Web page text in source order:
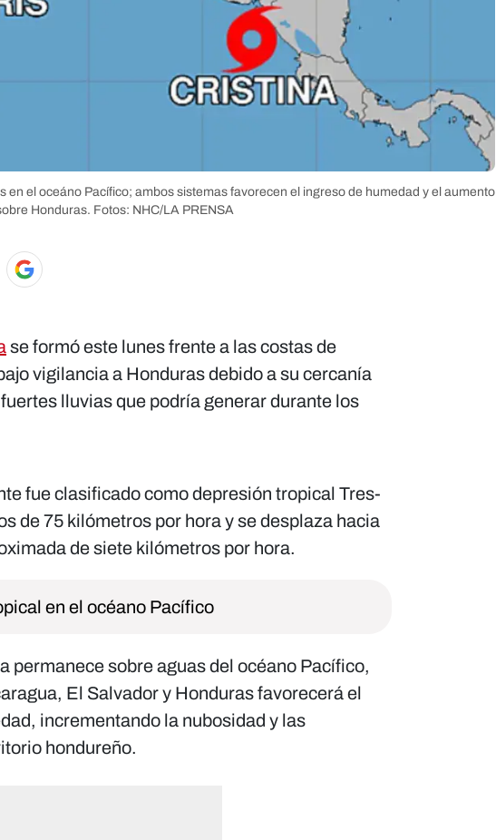
el oceáno Pacífico; ambos sistemas favorecen el ingreso de humedad y el aumento
Honduras. Fotos: NHC/LA PRENSA
se formó este lunes frente a las costas de
vigilancia a Honduras debido a su cercanía
lluvias que podría generar durante los
fue clasificado como depresión tropical Tres-
de 75 kilómetros por hora y se desplaza hacia
de siete kilómetros por hora.
en el océano Pacífico
permanece sobre aguas del océano Pacífico,
El Salvador y Honduras favorecerá el
incrementando la nubosidad y las
hondureño.